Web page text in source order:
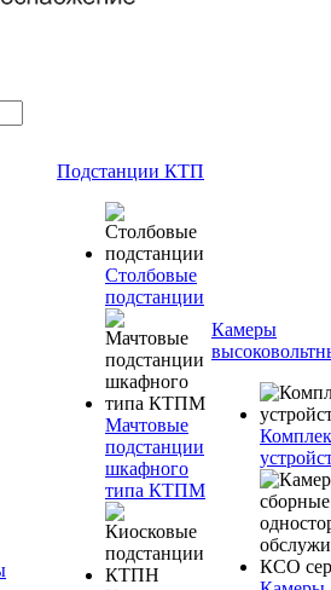
Подстанции КТП
Столбовые
подстанции
Мачтовые
подстанции
шкафного
типа КТПМ
Камеры